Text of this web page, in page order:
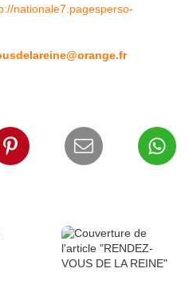
nationale7.pagesperso-